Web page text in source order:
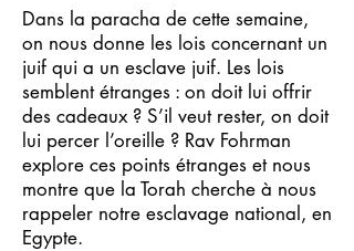
Dans la paracha de cette semaine,
on nous donne les lois concernant un
juif qui a un esclave juif. Les lois
semblent étranges : on doit lui offrir
des cadeaux ? S’il veut rester, on doit
lui percer l’oreille ? Rav Fohrman
explore ces points étranges et nous
montre que la Torah cherche à nous
rappeler notre esclavage national, en
Egypte.